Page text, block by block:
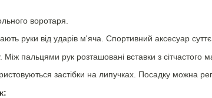
воротаря.
руки від ударів м'яча. Спортивний аксесуар
Між пальцями рук розташовані вставки з сітчастого
застібки на липучках. Посадку можна